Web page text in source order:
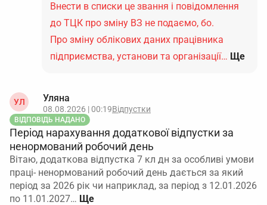
Внести в списки це звання і повідомлення
до ТЦК про зміну ВЗ не подаємо, бо.
Про зміну облікових даних працівника
підприємства, установи та організації… Ще
УЛ Уляна
08.08.2026 | 00:19Відпустки
ВІДПОВІДЬ НАДАНО
Період нарахування додаткової відпустки за
ненормований робочий день
Вітаю, додаткова відпустка 7 кл дн за особливі умови
праці- ненормований робочий день дається за який
період за 2026 рік чи наприклад, за період з 12.01.2026
по 11.01.2027…